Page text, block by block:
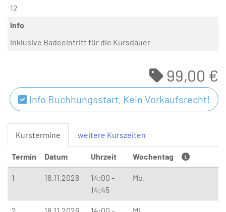
12
Info
inklusive Badeeintritt für die Kursdauer
99,00 €
Info Buchhungsstart, Kein Vorkaufsrecht!
Kurstermine weitere Kurszeiten
Termin Datum Uhrzeit Wochentag
1 16.11.2026
14:00 -
14:45
Mo.